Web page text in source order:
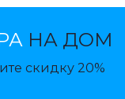
НА ДОМ
скидку 20%